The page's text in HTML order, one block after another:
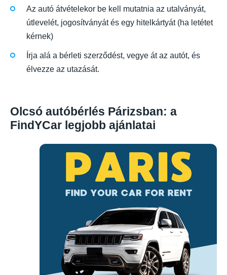
Az autó átvételekor be kell mutatnia az utalványát,
útlevelét, jogosítványát és egy hitelkártyát (ha letétet
kérnek)
Írja alá a bérleti szerződést, vegye át az autót, és
élvezze az utazását.
Olcsó autóbérlés Párizsban: a
FindYCar legjobb ajánlatai